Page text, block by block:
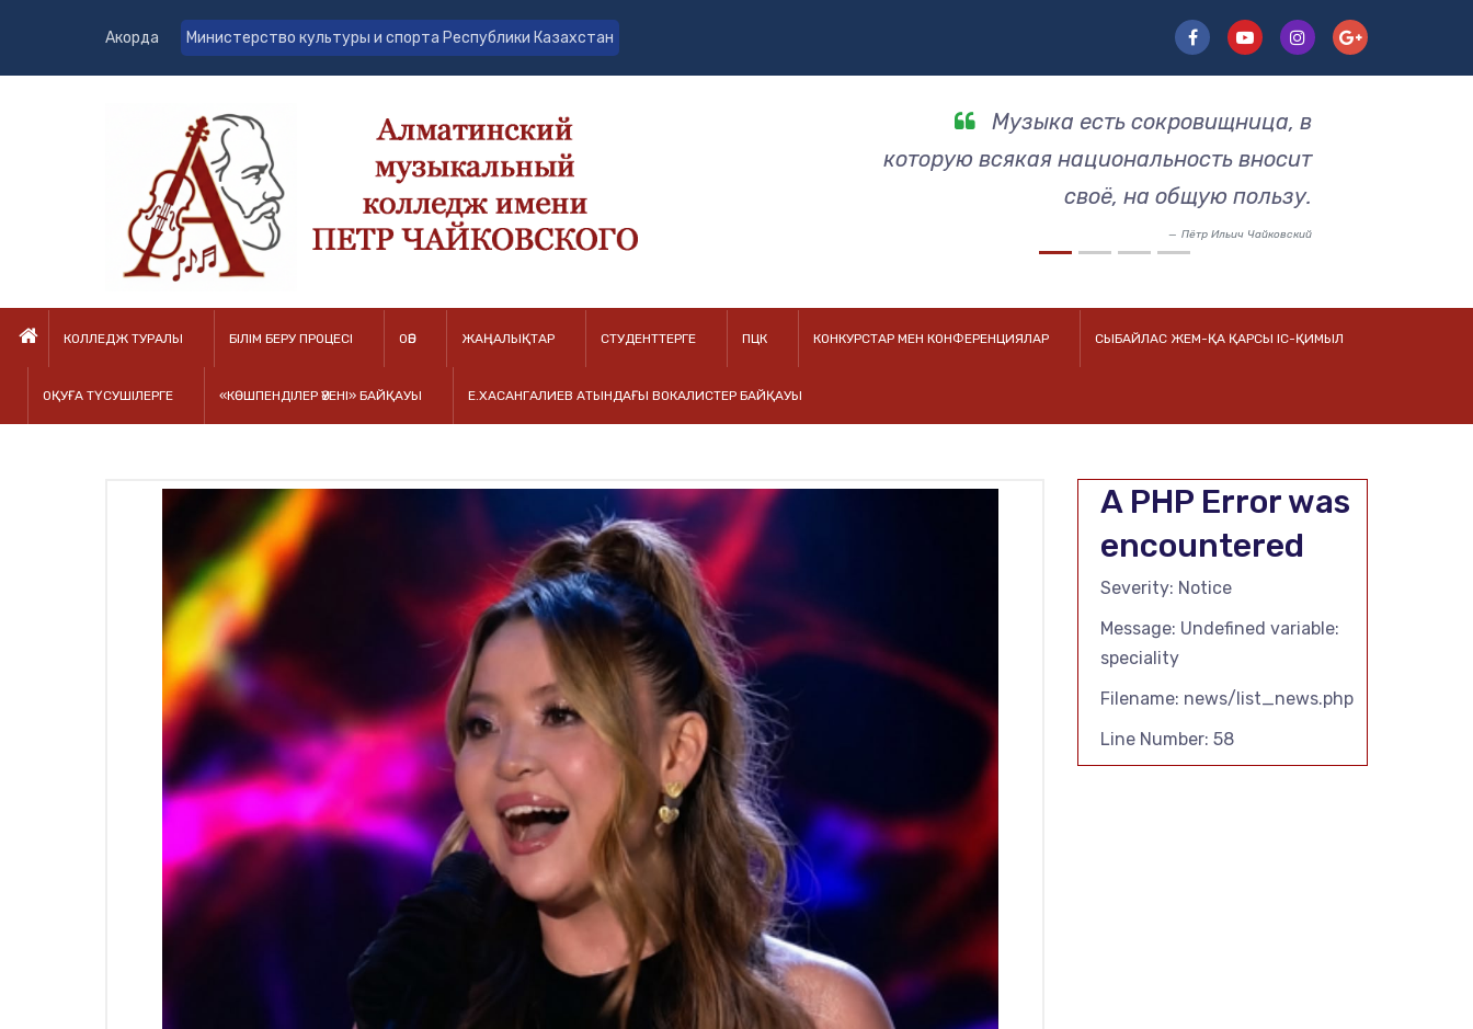
Акорда Министерство культуры и спорта Республики Казахстан
Большой талант требует большого
трудолюбия.
Пётр Ильич Чайковский
КОЛЛЕДЖ ТУРАЛЫ БІЛІМ БЕРУ ПРОЦЕСІ ОӘБ ЖАҢАЛЫҚТАР СТУДЕНТТЕРГЕ ПЦК КОНКУРСТАР МЕН КОНФЕРЕНЦИЯЛАР СЫБАЙЛАС ЖЕМ-ҚА ҚАРСЫ ІС-ҚИМЫЛ
ОҚУҒА ТҮСУШІЛЕРГЕ «КӨШПЕНДІЛЕР ӘУЕНІ» БАЙҚАУЫ Е.ХАСАНГАЛИЕВ АТЫНДАҒЫ ВОКАЛИСТЕР БАЙҚАУЫ
A PHP Error was
encountered
Severity: Notice
Message: Undefined variable:
speciality
Filename: news/list_news.php
Line Number: 58